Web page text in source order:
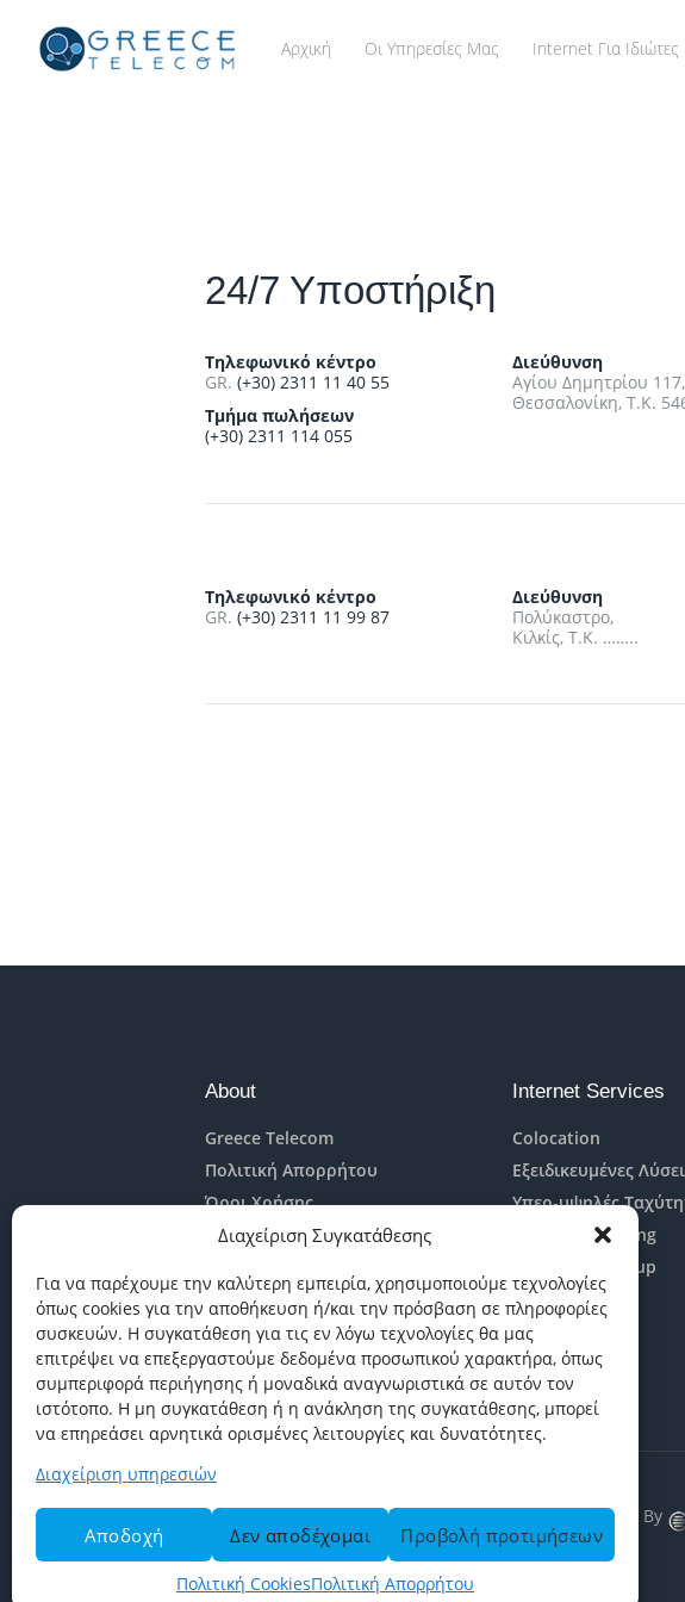
Διαχείριση Συγκατάθεσης
Για να παρέχουμε την καλύτερη εμπειρία, χρησιμοποιούμε τεχνολογίες
όπως cookies για την αποθήκευση ή/και την πρόσβαση σε πληροφορίες
συσκευών. Η συγκατάθεση για τις εν λόγω τεχνολογίες θα μας
επιτρέψει να επεξεργαστούμε δεδομένα προσωπικού χαρακτήρα, όπως
συμπεριφορά περιήγησης ή μοναδικά αναγνωριστικά σε αυτόν τον
ιστότοπο. Η μη συγκατάθεση ή η ανάκληση της συγκατάθεσης, μπορεί
να επηρεάσει αρνητικά ορισμένες λειτουργίες και δυνατότητες.
Διαχείριση υπηρεσιών
Αποδοχή Δεν αποδέχομαι Προβολή προτιμήσεων
Πολιτική CookiesΠολιτική Απορρήτου
Αρχική Οι Υπηρεσίες Μας Internet Για Ιδιώτες
24/7 Υποστήριξη
Τηλεφωνικό κέντρο
GR. (+30) 2311 11 40 55
Τμήμα πωλήσεων
(+30) 2311 114 055
Διεύθυνση
Αγίου Δημητρίου 117,
Θεσσαλονίκη, Τ.Κ.
Τηλεφωνικό κέντρο
GR. (+30) 2311 11 99 87
Διεύθυνση
Πολύκαστρο,
Κιλκίς, Τ.Κ. ……..
About
Greece Telecom
Πολιτική Απορρήτου
Όροι Χρήσης
Πολιτική Cookies
Internet
Internet για Ιδιώτες
Internet Για Επαγγελματίες –
Εταιρείες
Internet Services
Colocation
Εξειδικευμένες
Υπερ-υψηλές
Managed Hosting
Storage & Backup
Cloud Services
Greece Telecom© 2026. All rights reserved. | Website By